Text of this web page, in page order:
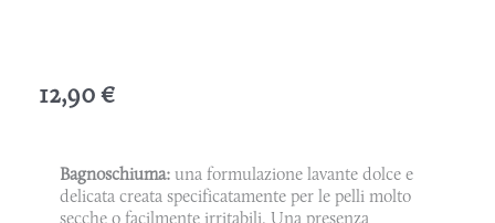
12,90€
Bagnoschiuma: una formulazione lavante dolce e
delicata creata specificatamente per le pelli molto
secche o facilmente irritabili. Una presenza